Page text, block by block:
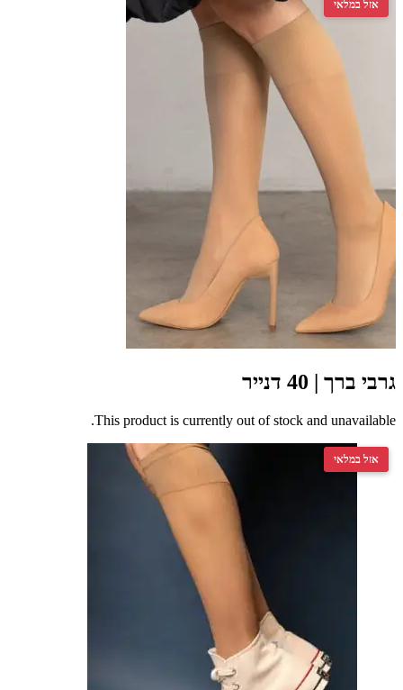
במלאי
| 40 דנייר
This product is currently out of stock and
במלאי
במלאי